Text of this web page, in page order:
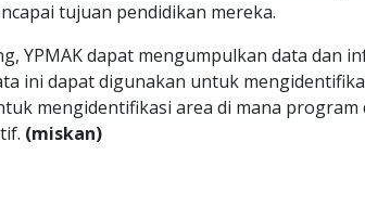
tujuan pendidikan mereka.
YPMAK dapat mengumpulkan data dan
ini dapat digunakan untuk
mengidentifikasi area di mana
(miskan)